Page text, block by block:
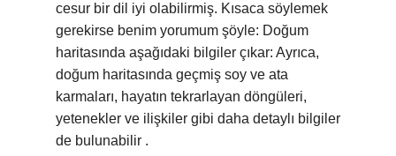
cesur bir dil iyi olabilirmiş. Kısaca söylemek
gerekirse benim yorumum şöyle: Doğum
haritasında aşağıdaki bilgiler çıkar: Ayrıca,
doğum haritasında geçmiş soy ve ata
karmaları, hayatın tekrarlayan döngüleri,
yetenekler ve ilişkiler gibi daha detaylı bilgiler
de bulunabilir .